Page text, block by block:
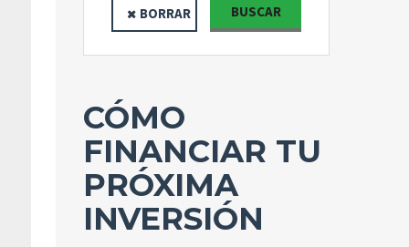
BORRAR BUSCAR
CÓMO
FINANCIAR TU
PRÓXIMA
INVERSIÓN